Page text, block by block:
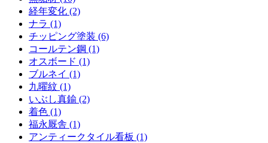
経年変化 (2)
ナラ (1)
チッピング塗装 (6)
コールテン鋼 (1)
オスボード (1)
ブルネイ (1)
九曜紋 (1)
いぶし真鍮 (2)
着色 (1)
福永厩舎 (1)
アンティークタイル看板 (1)